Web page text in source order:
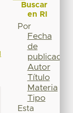
Buscar
en RI
Por
Fecha
de
publicación
Autor
Título
Materia
Tipo
Esta